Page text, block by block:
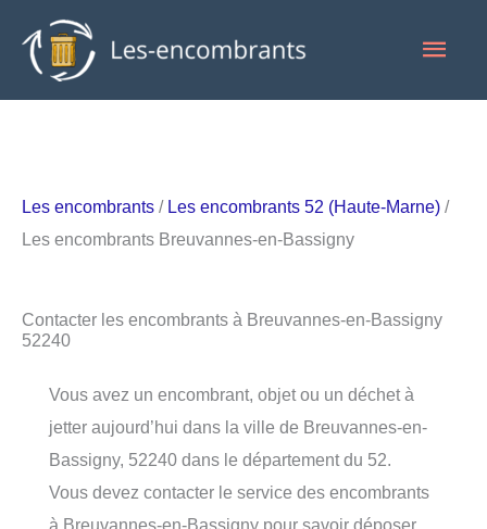
contenu
Les encombrants / Les encombrants 52 (Haute-Marne) /
Les encombrants Breuvannes-en-Bassigny
Contacter les encombrants à Breuvannes-en-Bassigny
52240
Vous avez un encombrant, objet ou un déchet à
jetter aujourd’hui dans la ville de Breuvannes-en-
Bassigny, 52240 dans le département du 52.
Vous devez contacter le service des encombrants
à Breuvannes-en-Bassigny pour savoir déposer